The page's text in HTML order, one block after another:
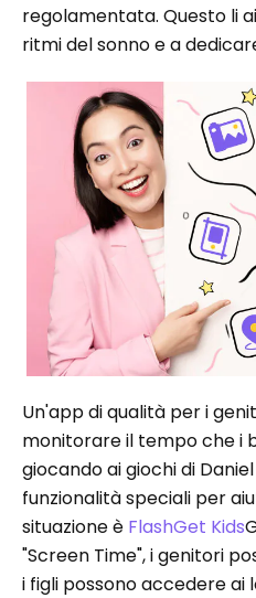
regolamentata. Questo li
ritmi del sonno e a
Un'app di qualità per i
monitorare il tempo che i
giocando ai giochi di
funzionalità speciali per
situazione è FlashGet Kids
"Screen Time", i genitori
i figli possono accedere ai